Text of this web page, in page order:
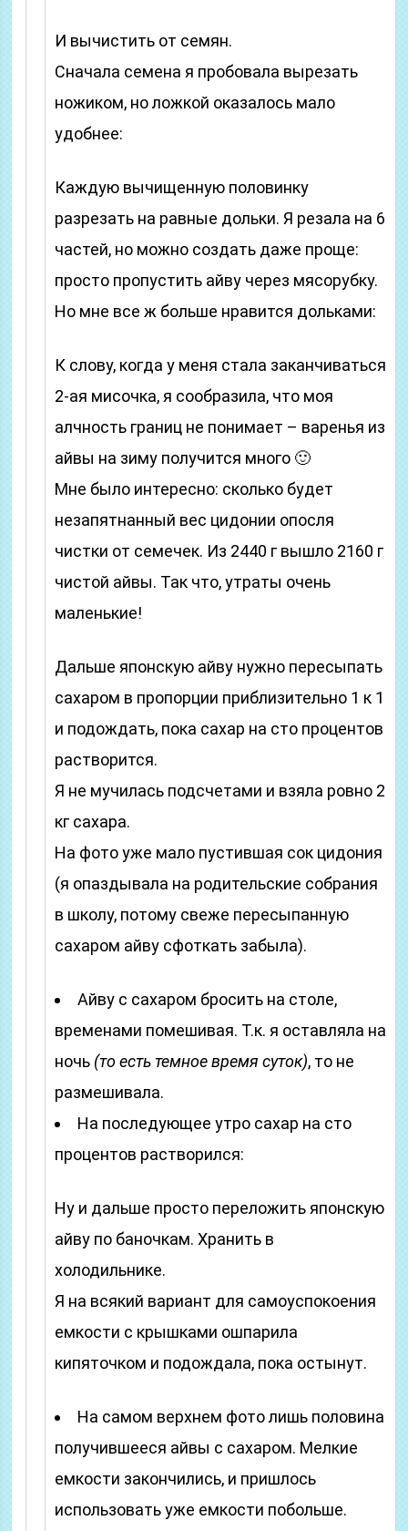
И вычистить от семян.
Сначала семена я пробовала вырезать
ножиком, но ложкой оказалось мало
удобнее:
Каждую вычищенную половинку
разрезать на равные дольки. Я резала на 6
частей, но можно создать даже проще:
просто пропустить айву через мясорубку.
Но мне все ж больше нравится дольками:
К слову, когда у меня стала заканчиваться
2-ая мисочка, я сообразила, что моя
алчность границ не понимает – варенья из
айвы на зиму получится много 🙂
Мне было интересно: сколько будет
незапятнанный вес цидонии опосля
чистки от семечек. Из 2440 г вышло 2160 г
чистой айвы. Так что, утраты очень
маленькие!
Дальше японскую айву нужно пересыпать
сахаром в пропорции приблизительно 1 к 1
и подождать, пока сахар на сто процентов
растворится.
Я не мучилась подсчетами и взяла ровно 2
кг сахара.
На фото уже мало пустившая сок цидония
(я опаздывала на родительские собрания
в школу, потому свеже пересыпанную
сахаром айву сфоткать забыла).
Айву с сахаром бросить на столе,
временами помешивая. Т.к. я оставляла на
ночь (то есть темное время суток), то не
размешивала.
На последующее утро сахар на сто
процентов растворился:
Ну и дальше просто переложить японскую
айву по баночкам. Хранить в
холодильнике.
Я на всякий вариант для самоуспокоения
емкости с крышками ошпарила
кипяточком и подождала, пока остынут.
На самом верхнем фото лишь половина
получившееся айвы с сахаром. Мелкие
емкости закончились, и пришлось
использовать уже емкости побольше.